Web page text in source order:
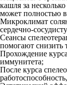
кашля за
может полностью
Микроклимат
сердечно-
Сеансы
помогают снизить
Прохождение
иммунитета;
После курса